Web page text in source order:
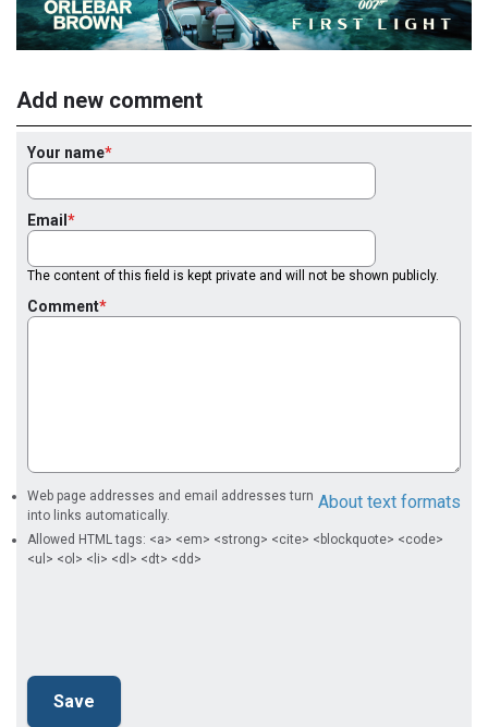
Add new comment
Your name
Email
The content of this field is kept private and will not be shown publicly.
Comment
About text formats
Web page addresses and email addresses turn
into links automatically.
Allowed HTML tags: <a> <em> <strong> <cite> <blockquote> <code>
<ul> <ol> <li> <dl> <dt> <dd>